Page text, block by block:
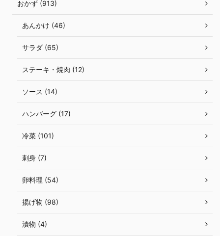
おかず (913)
あんかけ (46)
サラダ (65)
ステーキ・焼肉 (12)
ソース (14)
ハンバーグ (17)
冷菜 (101)
刺身 (7)
卵料理 (54)
揚げ物 (98)
漬物 (4)